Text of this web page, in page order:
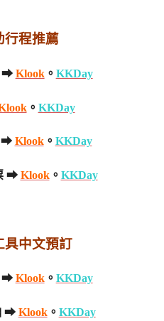
行程推薦
➡ Klook。 KKDay
。 KKDay
➡ Klook。 KKDay
➡ Klook。 KKDay
具中文預訂
➡ Klook。 KKDay
➡ Klook。 KKDay